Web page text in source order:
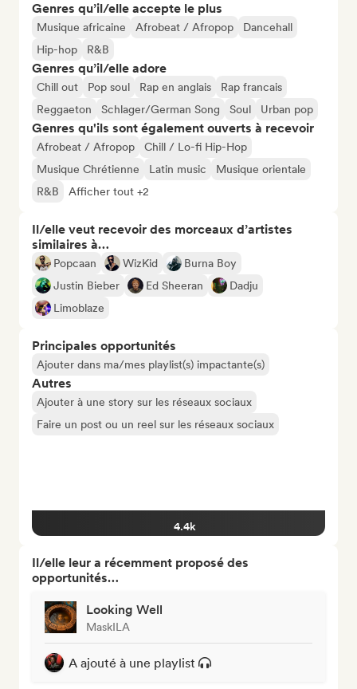
Genres qu’il/elle accepte le plus
Musique africaine Afrobeat / Afropop
Dancehall
Hip-hop
R&B
Genres qu’il/elle adore
Chill out Pop soul Rap en anglais
Rap francais
Reggaeton
Schlager/German Song Soul Urban pop
Genres qu'ils sont également ouverts à recevoir
Afrobeat / Afropop
Chill / Lo-fi Hip-Hop
Musique Chrétienne
Latin music
Musique orientale
R&B
Afficher tout +2
Il/elle veut recevoir des morceaux d’artistes
similaires à…
Popcaan WizKid
Burna Boy
Justin Bieber
Ed Sheeran
Dadju
Limoblaze
Principales opportunités
Ajouter dans ma/mes playlist(s) impactante(s)
Autres
Ajouter à une story sur les réseaux sociaux
Faire un post ou un reel sur les réseaux sociaux
4.4k
Il/elle leur a récemment proposé des
opportunités…
Looking Well
MaskILA
A ajouté à une playlist